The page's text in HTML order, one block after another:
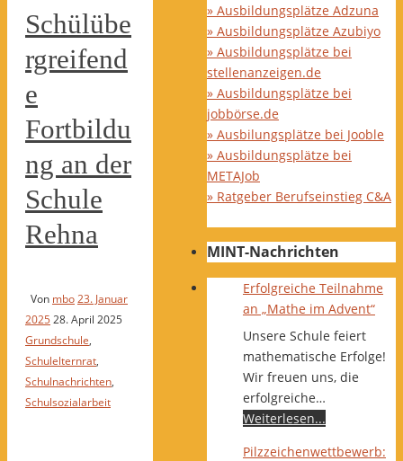
Schülübe
rgreifend
e
Fortbildu
ng an der
Schule
Rehna
Von mbo 23. Januar
2025 28. April 2025
Grundschule
Schulelternrat
Schulnachrichten
Schulsozialarbeit
» Ausbildungsplätze Adzuna
» Ausbildungsplätze Azubiyo
» Ausbildungsplätze bei
stellenanzeigen.de
» Ausbildungsplätze bei
jobbörse.de
» Ausbilungsplätze bei Jooble
» Ausbildungsplätze bei
METAJob
» Ratgeber Berufseinstieg C&A
MINT-Nachrichten
Erfolgreiche Teilnahme
an „Mathe im Advent“
Unsere Schule feiert
mathematische Erfolge!
Wir freuen uns, die
erfolgreiche…
Weiterlesen...
Pilzzeichenwettbewerb: